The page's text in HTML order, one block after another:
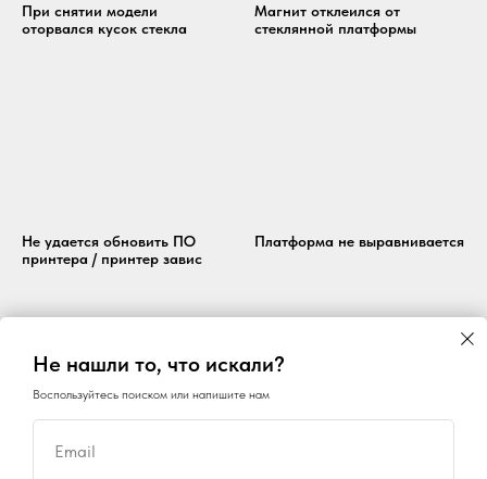
При снятии модели
оторвался кусок стекла
Магнит отклеился от
стеклянной платформы
Не удается обновить ПО
принтера / принтер завис
Платформа не выравнивается
Не нашли то, что искали?
Воспользуйтесь поиском или напишите нам
Email